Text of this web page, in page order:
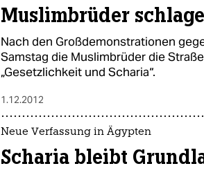
epaper login
Muslimbrüder
Nach den Großdemonstrationen
Samstag die Muslimbrüder die
„Gesetzlichkeit und Scharia“.
1.12.2012
Neue Verfassung in Ägypten
Scharia bleibt